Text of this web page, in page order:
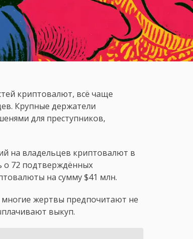
криптовалют, всё чаще
Крупные держатели
для преступников,
на владельцев криптовалют в
о 72 подтверждённых
на сумму $41 млн.
жертвы предпочитают не
выкуп.